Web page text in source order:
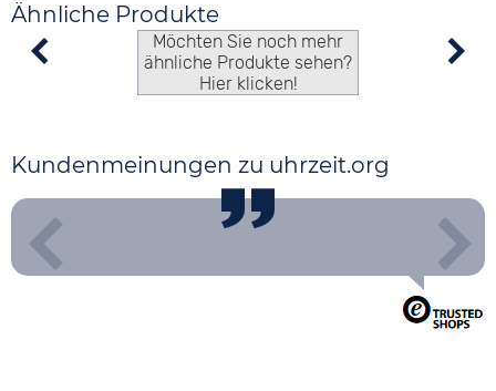
Ähnliche Produkte
Möchten Sie noch mehr
ähnliche Produkte sehen?
Hier klicken!
Kundenmeinungen zu uhrzeit.org